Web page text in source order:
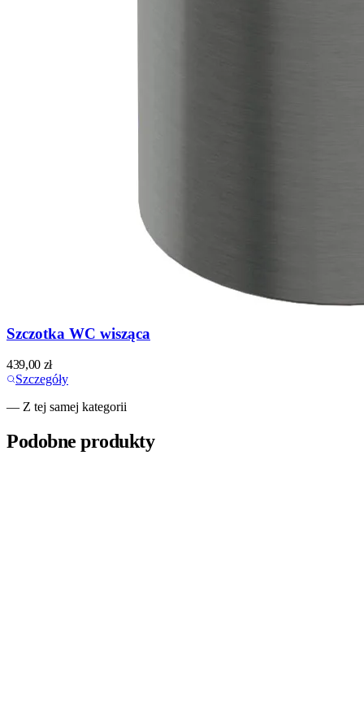
Szczotka WC wisząca
439,00 zł
Szczegóły
— Z tej samej kategorii
Podobne produkty